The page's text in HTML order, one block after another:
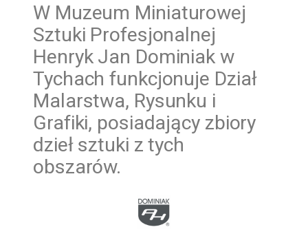
W Muzeum Miniaturowej
Sztuki Profesjonalnej
Henryk Jan Dominiak w
Tychach funkcjonuje Dział
Malarstwa, Rysunku i
Grafiki, posiadający zbiory
dzieł sztuki z tych
obszarów.